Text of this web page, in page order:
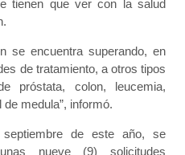
tienen que ver con la salud
se encuentra superando, en
de tratamiento, a otros tipos
próstata, colon, leucemia,
medula”, informó.
de este año, se
nueve (9) solicitudes